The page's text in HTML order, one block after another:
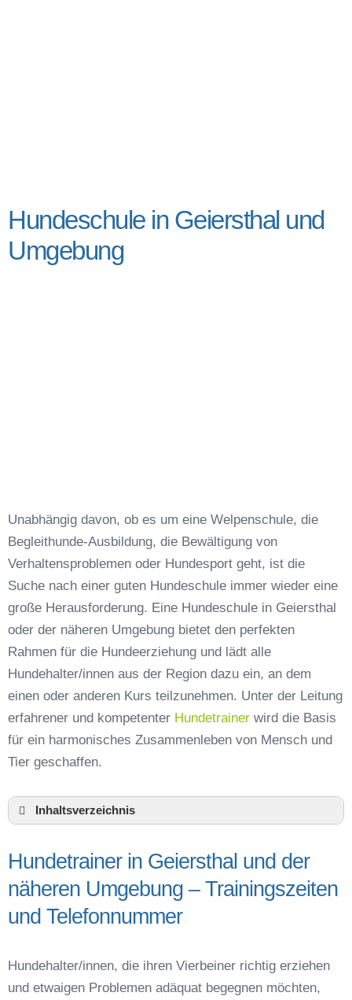
Hundeschule in Geiersthal und
Umgebung
Unabhängig davon, ob es um eine Welpenschule, die
Begleithunde-Ausbildung, die Bewältigung von
Verhaltensproblemen oder Hundesport geht, ist die
Suche nach einer guten Hundeschule immer wieder eine
große Herausforderung. Eine Hundeschule in Geiersthal
oder der näheren Umgebung bietet den perfekten
Rahmen für die Hundeerziehung und lädt alle
Hundehalter/innen aus der Region dazu ein, an dem
einen oder anderen Kurs teilzunehmen. Unter der Leitung
erfahrener und kompetenter Hundetrainer wird die Basis
für ein harmonisches Zusammenleben von Mensch und
Tier geschaffen.
Inhaltsverzeichnis
Hundetrainer in Geiersthal und der näheren
Telefonnummer
Das macht einen guten Hundetrainer aus
Hundetrainer Ausbildung in Geiersthal oder
online
Hundetrainer in Geiersthal und der
näheren Umgebung – Trainingszeiten
und Telefonnummer
Hundehalter/innen, die ihren Vierbeiner richtig erziehen
und etwaigen Problemen adäquat begegnen möchten,